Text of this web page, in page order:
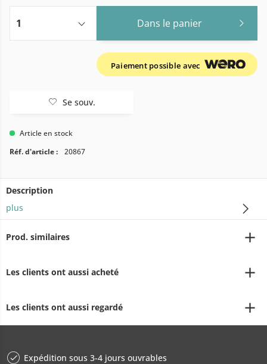
Dans le panier
Paiement possible avec
Se souv.
Article en stock
Réf. d'article :
20867
Description
plus
Prod. similaires
Les clients ont aussi acheté
Les clients ont aussi regardé
Expédition sous 3-4 jours ouvrables